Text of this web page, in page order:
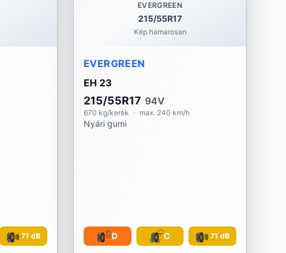
71 dB
EVERGREEN
215/55R17
Kép hamarosan
EVERGREEN
EH 23
215/55R17 94V
670 kg/kerék · max. 240 km/h
Nyári gumi
D C 71 dB